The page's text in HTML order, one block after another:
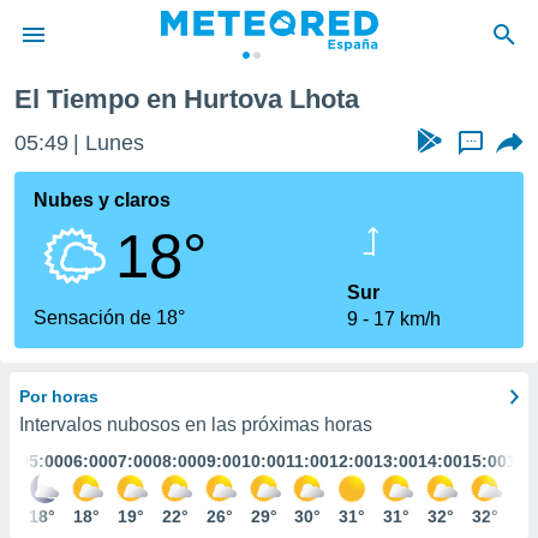
de
por
que se
calidad.
a este
las
y
forma
digital
basada
El Tiempo en Hurtova Lhota
05:49 Lunes ...
Nubes y claros
18°
Sensación de 18°
Sur
9
17 km/h
Por horas
Intervalos nubosos en las próximas horas
05:00
18°
06:00
18°
07:00
19°
08:00
22°
09:00
26°
10:00
29°
11:00
30°
12:00
31°
13:00
31°
14:00
32°
15:00
32°